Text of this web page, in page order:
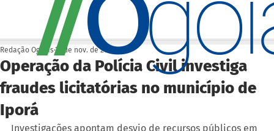
Operação da Polícia Civil investiga
fraudes licitatórias no município de
Iporá
Redação Ogoiás 27 de nov. de 2024
Investigações apontam desvio de recursos públicos em